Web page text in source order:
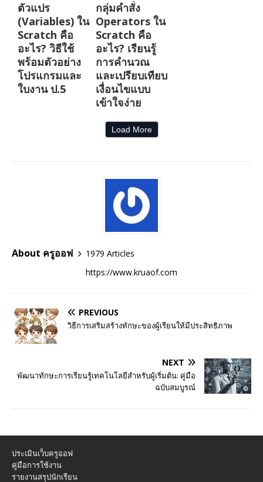
ตัวแปร
(Variables) ใน
Scratch คือ
อะไร? วิธีใช้
พร้อมตัวอย่าง
โปรแกรมและ
ใบงาน ป.5
กลุ่มคำสั่ง
Operators ใน
Scratch คือ
อะไร? เรียนรู้
การคำนวณ
และเปรียบเทียบ
เงื่อนไขแบบ
เข้าใจง่าย
Load More
About ครูออฟ
1979 Articles
https://www.kruaof.com
PREVIOUS
วิธีการเสริมสร้างทักษะของผู้เรียนให้มีประสิทธิภาพ
NEXT
พัฒนาทักษะการเรียนรู้เทคโนโลยีสำหรับผู้เริ่มต้น: คู่มือ
ฉบับสมบูรณ์
ประเมินเว็บครูออฟ
คู่มือการใช้งาน
รายงานสรุปนักเรียน